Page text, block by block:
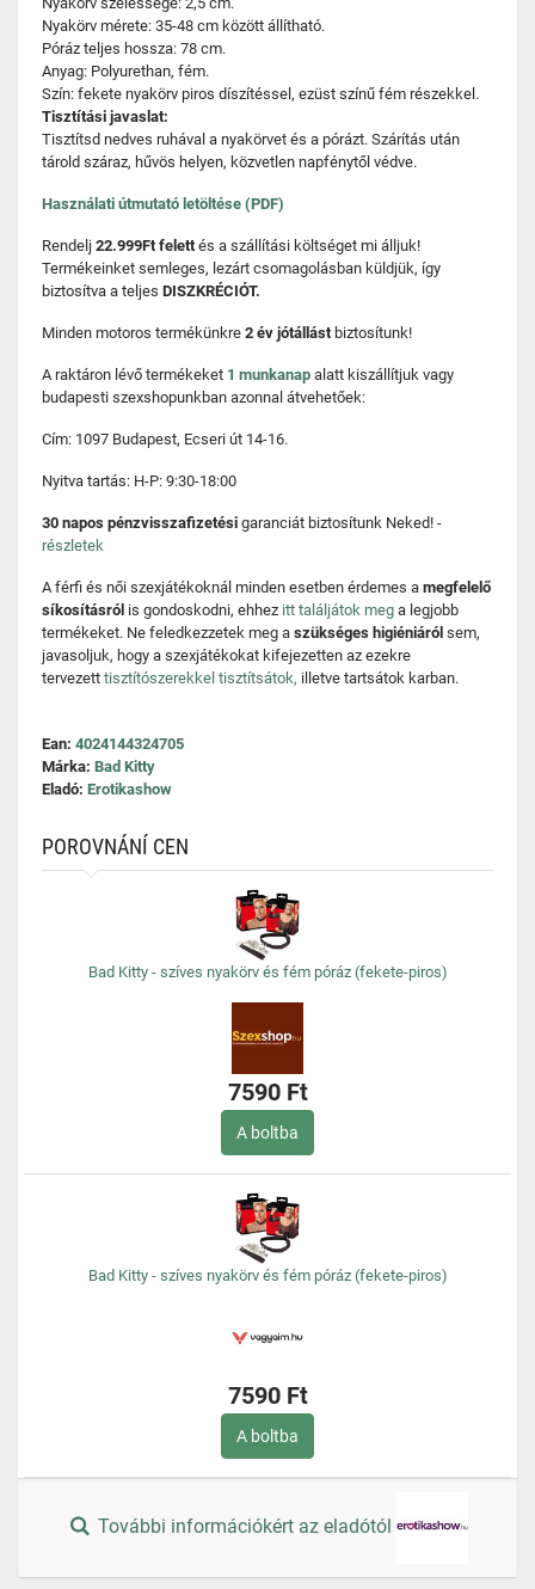
Nyakörv mérete: 35-48 cm között állítható.
Póráz teljes hossza: 78 cm.
Anyag: Polyurethan, fém.
Szín: fekete nyakörv piros díszítéssel, ezüst színű fém részekkel.
Tisztítási javaslat:
Tisztítsd nedves ruhával a nyakörvet és a pórázt. Szárítás után
tárold száraz, hűvös helyen, közvetlen napfénytől védve.
Használati útmutató letöltése (PDF)
Rendelj 22.999Ft felettés a szállítási költséget mi álljuk!
Termékeinket semleges, lezárt csomagolásban küldjük, így
biztosítva a teljes DISZKRÉCIÓT.
Minden motoros termékünkre 2 év jótállást biztosítunk!
A raktáron lévő termékeket 1 munkanap alatt kiszállítjuk vagy
budapesti szexshopunkban azonnal átvehetőek:
Cím: 1097 Budapest, Ecseri út 14-16.
Nyitva tartás: H-P: 9:30-18:00
30 napos pénzvisszafizetési garanciát biztosítunk Neked! -
részletek
A férfi és női szexjátékoknál minden esetben érdemes a megfelelő
síkosításról is gondoskodni, ehhez itt találjátok meg a legjobb
termékeket. Ne feledkezzetek meg a szükséges higiéniáról sem,
javasoljuk, hogy a szexjátékokat kifejezetten az ezekre
tervezett tisztítószerekkel tisztítsátok, illetve tartsátok karban.
Ean: 4024144324705
Márka: Bad Kitty
Eladó: Erotikashow
POROVNÁNÍ CEN
Bad Kitty - szíves nyakörv és fém póráz (fekete-piros)
7590 Ft
A boltba
Bad Kitty - szíves nyakörv és fém póráz (fekete-piros)
7590 Ft
A boltba
További információkért az eladótól